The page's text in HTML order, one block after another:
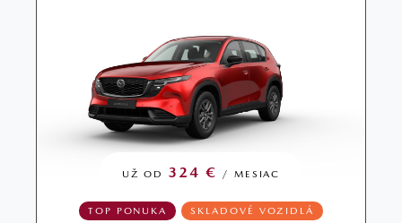
UŽ OD 324 € / MESIAC
TOP PONUKA SKLADOVÉ VOZIDLÁ